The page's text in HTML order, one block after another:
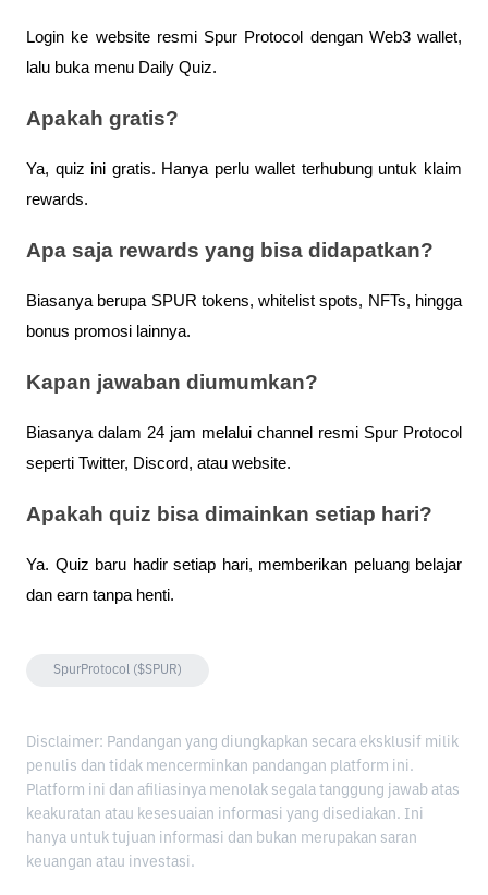
Login ke website resmi Spur Protocol dengan Web3 wallet,
lalu buka menu Daily Quiz.
Apakah gratis?
Ya, quiz ini gratis. Hanya perlu wallet terhubung untuk klaim
rewards.
Apa saja rewards yang bisa didapatkan?
Biasanya berupa SPUR tokens, whitelist spots, NFTs, hingga
bonus promosi lainnya.
Kapan jawaban diumumkan?
Biasanya dalam 24 jam melalui channel resmi Spur Protocol
seperti Twitter, Discord, atau website.
Apakah quiz bisa dimainkan setiap hari?
Ya. Quiz baru hadir setiap hari, memberikan peluang belajar
dan earn tanpa henti.
SpurProtocol ($SPUR)
Disclaimer: Pandangan yang diungkapkan secara eksklusif milik
penulis dan tidak mencerminkan pandangan platform ini.
Platform ini dan afiliasinya menolak segala tanggung jawab atas
keakuratan atau kesesuaian informasi yang disediakan. Ini
hanya untuk tujuan informasi dan bukan merupakan saran
keuangan atau investasi.